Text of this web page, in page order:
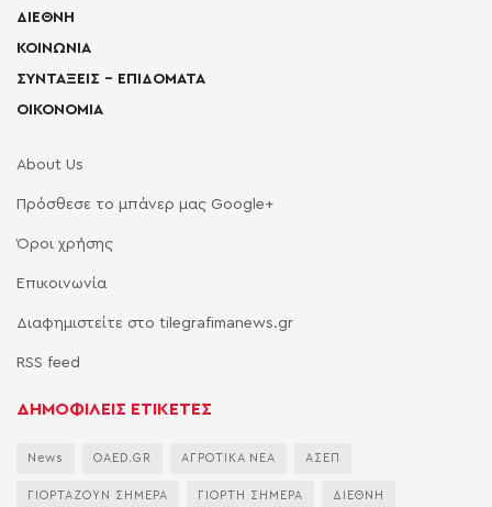
ΔΙΕΘΝΗ
ΚΟΙΝΩΝΙΑ
ΣΥΝΤΑΞΕΙΣ – ΕΠΙΔΟΜΑΤΑ
ΟΙΚΟΝΟΜΙΑ
About Us
Πρόσθεσε το μπάνερ μας Google+
Όροι χρήσης
Επικοινωνία
Διαφημιστείτε στο tilegrafimanews.gr
RSS feed
ΔΗΜΟΦΙΛΕΙΣ ΕΤΙΚΕΤΕΣ
News OAED.GR ΑΓΡΟΤΙΚΑ ΝΕΑ ΑΣΕΠ
ΓΙΟΡΤΑΖΟΥΝ ΣΗΜΕΡΑ ΓΙΟΡΤΗ ΣΗΜΕΡΑ ΔΙΕΘΝΗ